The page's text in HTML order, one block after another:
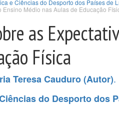
e Ciências do Desporto dos Países de
Médio nas Aulas de Educação
as
Física
Teresa Cauduro (Autor).
do Desporto dos